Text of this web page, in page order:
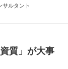
サルタント
質」が大事